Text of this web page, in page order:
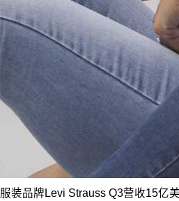
服装品牌Levi Strauss Q3营收15亿